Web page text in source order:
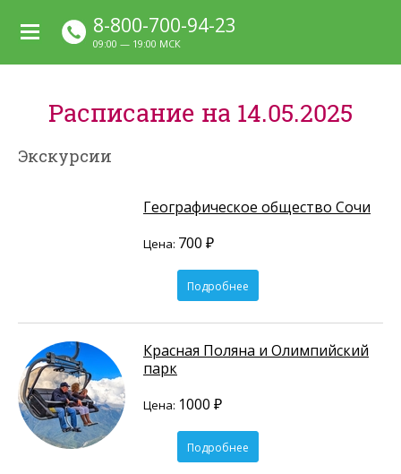
8-800-700-94-23
09:00 — 19:00 МСК
Расписание на 14.05.2025
Экскурсии
Географическое общество Сочи
Цена: 700 ₽
Подробнее
Красная Поляна и Олимпийский
парк
Цена: 1000 ₽
Подробнее